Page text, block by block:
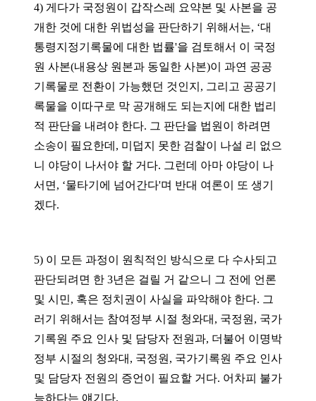
4) 게다가 국정원이 갑작스레 요약본 및 사본을 공
개한 것에 대한 위법성을 판단하기 위해서는, ‘대
통령지정기록물에 대한 법률'을 검토해서 이 국정
원 사본(내용상 원본과 동일한 사본)이 과연 공공
기록물로 전환이 가능했던 것인지 , 그리고 공공기
록물을 이따구로 막 공개해도 되는지에 대한 법리
적 판단을 내려야 한다. 그 판단을 법원이 하려면
소송이 필요한데, 미덥지 못한 검찰이 나설 리 없으
니 야당이 나서야 할 거다. 그런데 아마 야당이 나
서면 , ‘물타기에 넘어간다'며 반대 여론이 또 생기
겠다.
5) 이 모든 과정이 원칙적인 방식으로 다 수사되고
판단되려면 한 3년은 걸릴 거 같으니 그 전에 언론
및 시민, 혹은 정치권이 사실을 파악해야 한다. 그
러기 위해서는 참여정부 시절 청와대 , 국정원 , 국가
기록원 주요 인사 및 담당자 전원과, 더불어 이명박
정부 시절의 청와대 , 국정원 , 국가기록원 주요 인사
및 담당자 전원의 증언이 필요할 거다. 어차피 불가
능하다는 얘기다.